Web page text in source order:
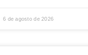
6 de agosto de 2026